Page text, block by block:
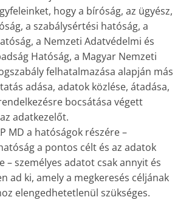
hogy a bíróság, az ügyész,
a szabálysértési hatóság, a
a Nemzeti Adatvédelmi és
Hatóság, a Magyar Nemzeti
felhatalmazása alapján más
adása, adatok közlése, átadása,
bocsátása végett
adatkezelőt.
MD a hatóságok részére –
a pontos célt és az adatok
– személyes adatot csak annyit és
ad ki, amely a megkeresés céljának
elengedhetetlenül szükséges.